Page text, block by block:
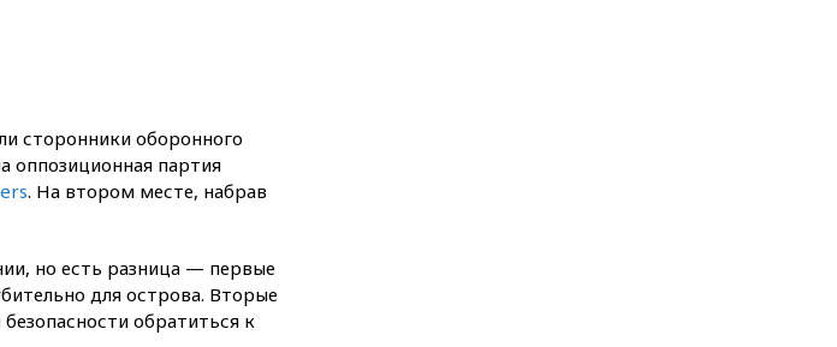
посещать Армению
20:35 ПВО за день сбила еще
281 украинский беспилотник
оптимизировать олимпиады
для поступления в вузы
20:15Минтранс предложил
сторонники оборонного
оппозиционная партия
. На втором месте, набрав
но есть разница — первые
для острова. Вторые
обратиться к